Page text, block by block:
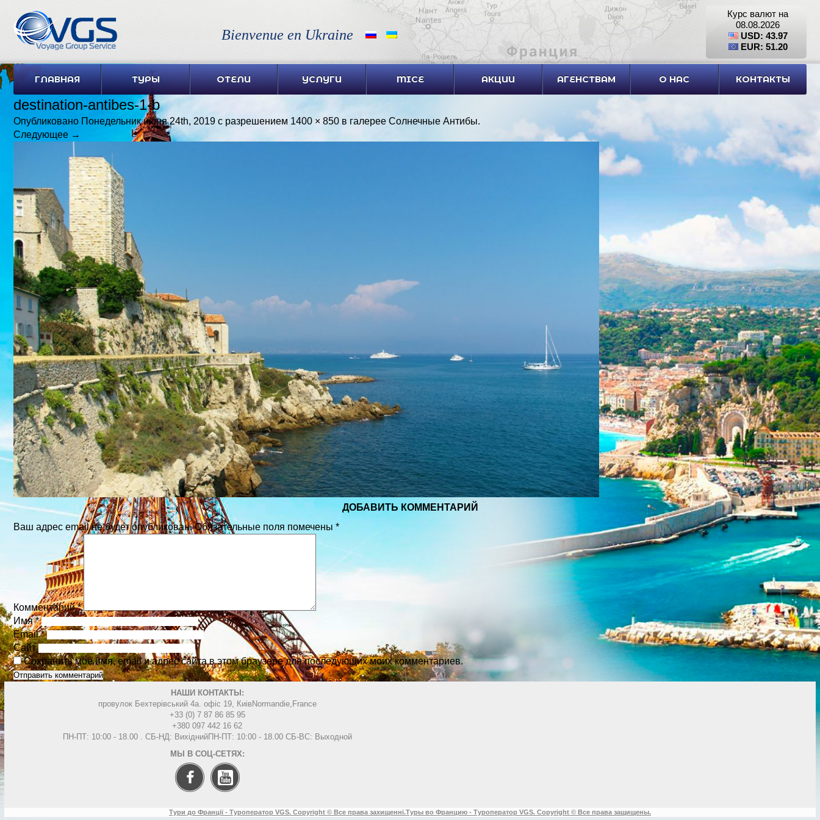
Bienvenue en Ukraine
Курс валют на
08.08.2026
USD: 43.97
EUR: 51.20
ГЛАВНАЯ ТУРЫ ОТЕЛИ УСЛУГИ MICE АКЦИИ АГЕНСТВАМ О НАС КОНТАКТЫ
destination-antibes-1-b
Опубликовано Понедельник июня 24th, 2019 с разрешением 1400 × 850 в галерее Солнечные Антибы.
Следующее →
ДОБАВИТЬ КОММЕНТАРИЙ
Ваш адрес email не будет опубликован. Обязательные поля помечены *
Комментарий*
Имя*
Email*
Сайт
Сохранить моё имя, email и адрес сайта в этом браузере для последующих моих комментариев.
НАШИ КОНТАКТЫ:
провулок Бехтерівський 4а. офіс 19, КиівNormandie,France
+33 (0) 7 87 86 85 95
+380 097 442 16 62
ПН-ПТ: 10:00 - 18.00 . СБ-НД: ВихіднийПН-ПТ: 10:00 - 18.00 СБ-ВС: Выходной
МЫ В СОЦ-СЕТЯХ:
Тури до Франції - Туроператор VGS. Copyright © Все права захищенні.Туры во Францию - Туроператор VGS. Copyright © Все права защищены.